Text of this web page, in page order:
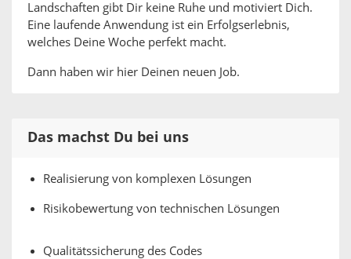
Landschaften gibt Dir keine Ruhe und motiviert Dich.
Eine laufende Anwendung ist ein Erfolgserlebnis,
welches Deine Woche perfekt macht.
Dann haben wir hier Deinen neuen Job.
Das machst Du bei uns
Realisierung von komplexen Lösungen
Risikobewertung von technischen Lösungen
Qualitätssicherung des Codes